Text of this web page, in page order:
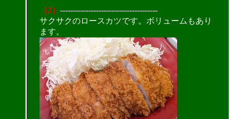
（2） --------------------------------------
サクサクのロースカツです。ボリュームもあり
ます。